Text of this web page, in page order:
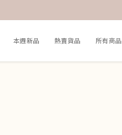
本週新品 熱賣貨品 所有商品